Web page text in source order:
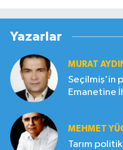
Yazarlar
MURAT
Seçilmiş'in
Emanetine
MEHMET
Tarım